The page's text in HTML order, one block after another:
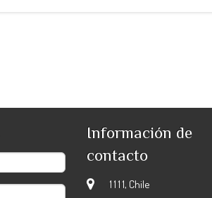
Información de
contacto
1 1 1 1, Chile